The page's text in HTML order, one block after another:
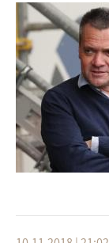
kann, das